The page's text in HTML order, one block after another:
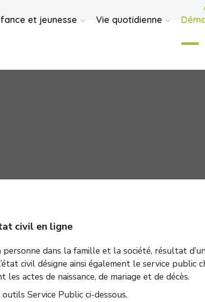
et jeunesse Vie quotidienne
civil en ligne
dans la famille et la société, résultat
civil désigne ainsi également le service public
actes de naissance, de mariage et de décès.
Service Public ci-dessous.